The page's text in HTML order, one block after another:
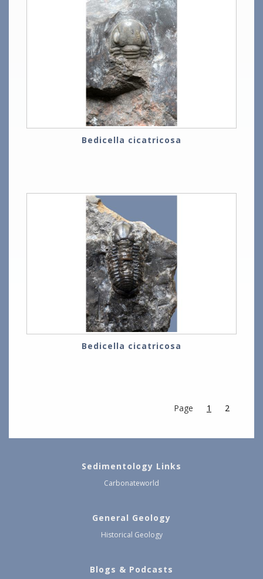
Bedicella cicatricosa
Bedicella cicatricosa
Page 1 2
Sedimentology Links
Carbonateworld
General Geology
Historical Geology
Blogs & Podcasts